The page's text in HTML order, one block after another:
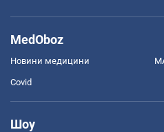
MedOboz
Новини медицини
Covid
Шоу